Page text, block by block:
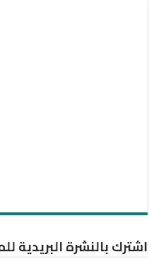
اشترك بالنشرة البريدية